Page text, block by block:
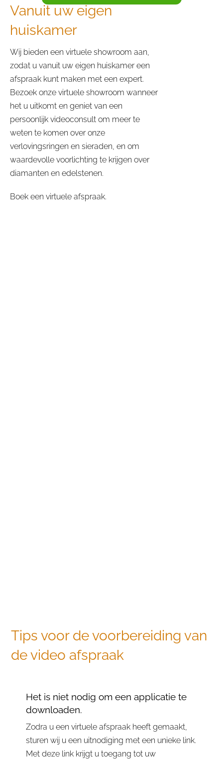
Vanuit uw eigen
huiskamer
Wij bieden een virtuele showroom aan,
zodat u vanuit uw eigen huiskamer een
afspraak kunt maken met een expert.
Bezoek onze virtuele showroom wanneer
het u uitkomt en geniet van een
persoonlijk videoconsult om meer te
weten te komen over onze
verlovingsringen en sieraden, en om
waardevolle voorlichting te krijgen over
diamanten en edelstenen.
Boek een virtuele afspraak.
Tips voor de voorbereiding van
de video afspraak
Het is niet nodig om een applicatie te
downloaden.
Zodra u een virtuele afspraak heeft gemaakt,
sturen wij u een uitnodiging met een unieke link.
Met deze link krijgt u toegang tot uw